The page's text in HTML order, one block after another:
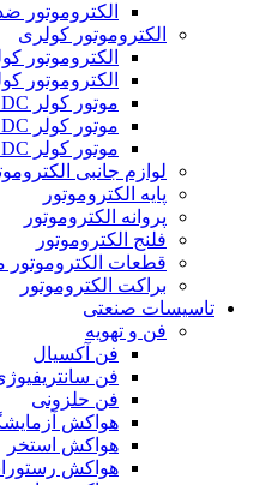
الکتروموتور
الکتروموتور کولری
الکتروموتور
الکتروموتور
موتور کولر BLDC
موتور کولر BLDC سپهران موتور
موتور کولر BLDC موتوژن
لوازم جانبی
پایه الکتروموتور
پروانه الکتروموتور
فلنج الکتروموتور
قطعات الکتروموتور
براکت الکتروموتور
تاسیسات صنعتی
فن و تهویه
فن آکسیال
فن
فن حلزونی
هواکش
هواکش استخر
هواکش